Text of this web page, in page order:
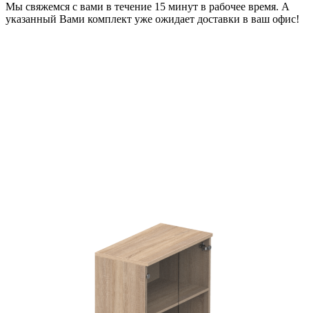
Мы свяжемся с вами в течение 15 минут в рабочее время. А
указанный Вами комплект уже ожидает доставки в ваш офис!